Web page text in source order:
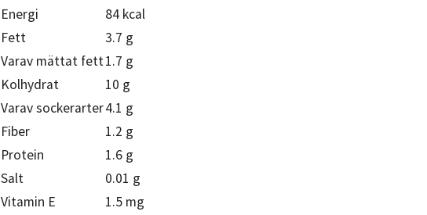
Energi
84 kcal
Fett
3.7 g
Varav mättat fett1.7 g
Kolhydrat
10 g
Varav sockerarter4.1 g
Fiber
1.2 g
Protein
1.6 g
Salt
0.01 g
Vitamin E
1.5 mg